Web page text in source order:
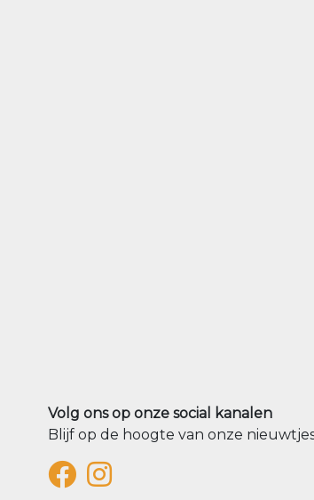
Volg ons op onze social kanalen
Blijf op de hoogte van onze